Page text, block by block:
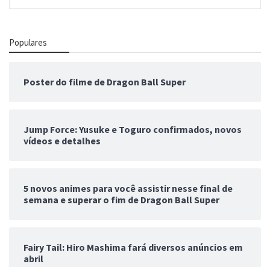
Populares
Poster do filme de Dragon Ball Super
Jump Force: Yusuke e Toguro confirmados, novos
vídeos e detalhes
5 novos animes para você assistir nesse final de
semana e superar o fim de Dragon Ball Super
Fairy Tail: Hiro Mashima fará diversos anúncios em
abril